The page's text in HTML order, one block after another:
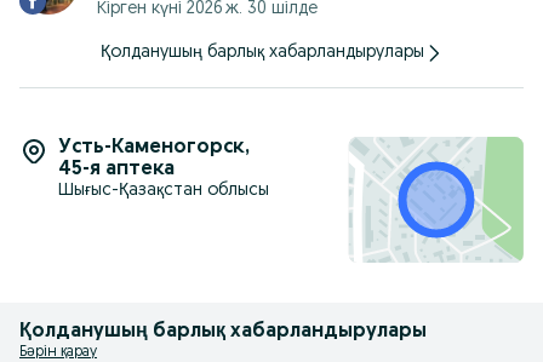
Кірген күні 2026 ж. 30 шілде
Қолданушың барлық хабарландырулары
Усть-Каменогорск,
45-я аптека
Шығыс-Қазақстан облысы
Қолданушың барлық хабарландырулары
Бәрін қарау